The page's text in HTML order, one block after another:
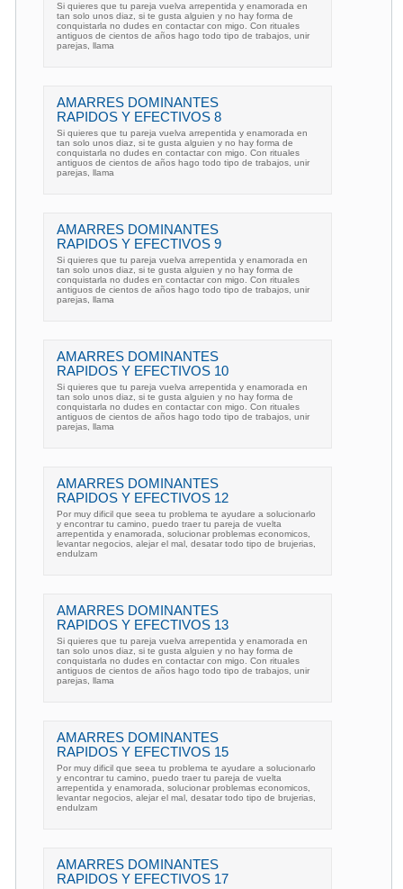
Si quieres que tu pareja vuelva arrepentida y enamorada en
tan solo unos diaz, si te gusta alguien y no hay forma de
conquistarla no dudes en contactar con migo. Con rituales
antiguos de cientos de años hago todo tipo de trabajos, unir
parejas, llama
AMARRES DOMINANTES
RAPIDOS Y EFECTIVOS 8
Si quieres que tu pareja vuelva arrepentida y enamorada en
tan solo unos diaz, si te gusta alguien y no hay forma de
conquistarla no dudes en contactar con migo. Con rituales
antiguos de cientos de años hago todo tipo de trabajos, unir
parejas, llama
AMARRES DOMINANTES
RAPIDOS Y EFECTIVOS 9
Si quieres que tu pareja vuelva arrepentida y enamorada en
tan solo unos diaz, si te gusta alguien y no hay forma de
conquistarla no dudes en contactar con migo. Con rituales
antiguos de cientos de años hago todo tipo de trabajos, unir
parejas, llama
AMARRES DOMINANTES
RAPIDOS Y EFECTIVOS 10
Si quieres que tu pareja vuelva arrepentida y enamorada en
tan solo unos diaz, si te gusta alguien y no hay forma de
conquistarla no dudes en contactar con migo. Con rituales
antiguos de cientos de años hago todo tipo de trabajos, unir
parejas, llama
AMARRES DOMINANTES
RAPIDOS Y EFECTIVOS 12
Por muy dificil que seea tu problema te ayudare a solucionarlo
y encontrar tu camino, puedo traer tu pareja de vuelta
arrepentida y enamorada, solucionar problemas economicos,
levantar negocios, alejar el mal, desatar todo tipo de brujerias,
endulzam
AMARRES DOMINANTES
RAPIDOS Y EFECTIVOS 13
Si quieres que tu pareja vuelva arrepentida y enamorada en
tan solo unos diaz, si te gusta alguien y no hay forma de
conquistarla no dudes en contactar con migo. Con rituales
antiguos de cientos de años hago todo tipo de trabajos, unir
parejas, llama
AMARRES DOMINANTES
RAPIDOS Y EFECTIVOS 15
Por muy dificil que seea tu problema te ayudare a solucionarlo
y encontrar tu camino, puedo traer tu pareja de vuelta
arrepentida y enamorada, solucionar problemas economicos,
levantar negocios, alejar el mal, desatar todo tipo de brujerias,
endulzam
AMARRES DOMINANTES
RAPIDOS Y EFECTIVOS 17